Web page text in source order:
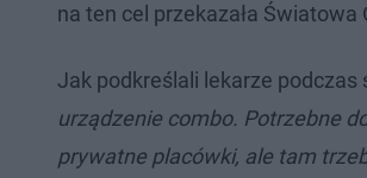
na ten cel przekazała
Jak podkreślali lekarze
urządzenie combo. Potrzebne
prywatne placówki, ale tam